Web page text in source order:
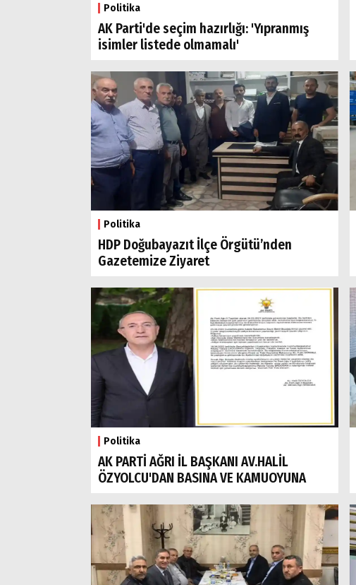
Politika
AK Parti'de seçim hazırlığı: 'Yıpranmış
isimler listede olmamalı'
Politika
HDP Doğubayazıt İlçe Örgütü’nden
Gazetemize Ziyaret
Politika
AK PARTİ AĞRI İL BAŞKANI AV.HALİL
ÖZYOLCU'DAN BASINA VE KAMUOYUNA